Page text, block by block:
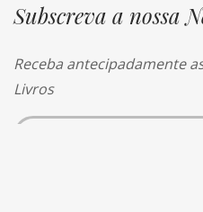
Subscreva a nossa
Receba antecipadamente
Livros